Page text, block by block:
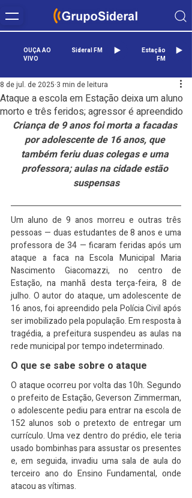
OUÇA AO
VIVO
Sideral FM
Estação
FM
Ataque a escola em Estação deixa um aluno
morto e três feridos; agressor é apreendido
8 de jul. de 2025 3 min de leitura
Criança de 9 anos foi morta a facadas
por adolescente de 16 anos, que
também feriu duas colegas e uma
professora; aulas na cidade estão
suspensas
Um aluno de 9 anos morreu e outras três
pessoas — duas estudantes de 8 anos e uma
professora de 34 — ficaram feridas após um
ataque a faca na Escola Municipal Maria
Nascimento Giacomazzi, no centro de
Estação, na manhã desta terça-feira, 8 de
julho. O autor do ataque, um adolescente de
16 anos, foi apreendido pela Polícia Civil após
ser imobilizado pela população. Em resposta à
tragédia, a prefeitura suspendeu as aulas na
rede municipal por tempo indeterminado.
O que se sabe sobre o ataque
O ataque ocorreu por volta das 10h. Segundo
o prefeito de Estação, Geverson Zimmerman,
o adolescente pediu para entrar na escola de
152 alunos sob o pretexto de entregar um
currículo. Uma vez dentro do prédio, ele teria
usado bombinhas para assustar os presentes
e, em seguida, invadiu uma sala de aula do
terceiro ano do Ensino Fundamental, onde
atacou as vítimas.